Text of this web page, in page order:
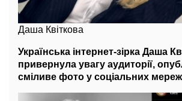
Даша Квіткова
Українська інтернет-зірка Даша
привернула увагу аудиторії,
сміливе фото у соціальних